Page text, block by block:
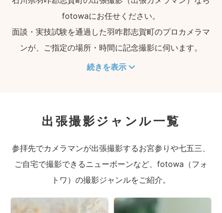
fotowaにお任せください。
面談・実技試験を通過した羽咋郡志賀町のプロカメラマ
ンが、ご指定の場所・時間に記念撮影に伺います。
続きを表示
出張撮影ジャンル一覧
参拝先でカメラマンが出張撮影するお宮参りや七五三、
ご自宅で撮影できるニューボーンなど、fotowa（フォ
トワ）の撮影ジャンルをご紹介。